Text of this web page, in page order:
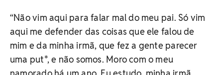
“Não vim aqui para falar mal do meu pai. Só vim
aqui me defender das coisas que ele falou de
mim e da minha irmã, que fez a gente parecer
uma put*, e não somos. Moro com o meu